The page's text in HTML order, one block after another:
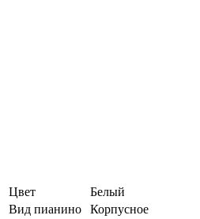
Цвет
Белый
Вид пианино
Корпусное